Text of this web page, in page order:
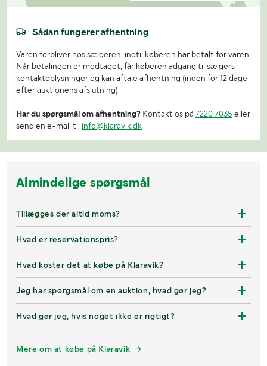
Sådan fungerer afhentning
Varen forbliver hos sælgeren, indtil køberen har betalt for varen.
Når betalingen er modtaget, får køberen adgang til sælgers
kontaktoplysninger og kan aftale afhentning (inden for 12 dage
efter auktionens afslutning).
Har du spørgsmål om afhentning? Kontakt os på 7220 7035 eller
send en e-mail til info@klaravik.dk
Almindelige spørgsmål
Tillægges der altid moms?
Hvad er reservationspris?
Hvad koster det at købe på Klaravik?
Jeg har spørgsmål om en auktion, hvad gør jeg?
Hvad gør jeg, hvis noget ikke er rigtigt?
Mere om at købe på Klaravik